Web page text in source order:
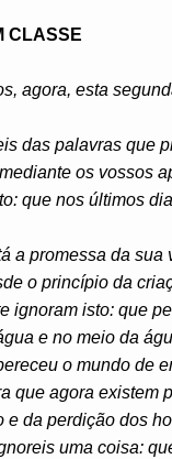
CLASSE
agora, esta
das palavras que
os vossos
que nos últimos
a promessa da
o princípio da
ignoram isto: que
e no meio da
o mundo de
que agora existem
e da perdição dos
uma coisa: